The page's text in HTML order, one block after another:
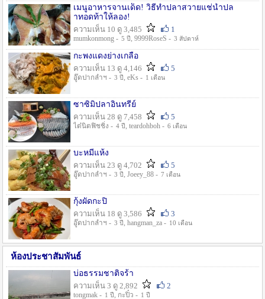
เมนูอาหารจานเด็ด! วิธีทำปลาสวายแช่น้ำปล
าทอดท้าให้ลอง!
ความเห็น 10 ดู 3,485
1
mumkonmong - 5 ปี , 9999RoseS - 3 สัปดาห์
กะพงแดงย่างเกลือ
ความเห็น 13 ดู 4,146
5
อู๊ดปากลำฯ - 3 ปี , eKs - 1 เดือน
ซาซิมิปลาอินทรีย์
ความเห็น 28 ดู 7,458
5
ไต๋นิตฟิชชิ่ง - 4 ปี , teardohboh - 6 เดือน
บะหมี่แห้ง
ความเห็น 23 ดู 4,702
5
อู๊ดปากลำฯ - 3 ปี , Joeey_88 - 7 เดือน
กุ้งผัดกะปิ
ความเห็น 18 ดู 3,586
3
อู๊ดปากลำฯ - 3 ปี , hangman_za - 10 เดือน
ห้องประชาสัมพันธ์
บ่อธรรมชาติจร้า
ความเห็น 3 ดู 2,892
2
tongmak - 1 ปี , กะปิ๋ว - 1 ปี